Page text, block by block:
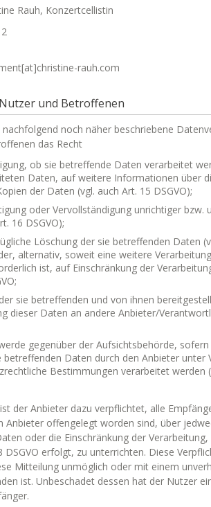
Rauh, Konzertcellistin
rauh.com
und Betroffenen
noch näher beschriebene
das Recht
ob sie betreffende Daten verarbeitet
Daten, auf weitere Informationen über
der Daten (vgl. auch Art. 15 DSGVO);
oder Vervollständigung unrichtiger bzw.
16 DSGVO);
Löschung der sie betreffenden Daten
alternativ, soweit eine weitere
ist, auf Einschränkung der
sie betreffenden und von ihnen
dieser Daten an andere Anbieter/
gegenüber der Aufsichtsbehörde,
betreffenden Daten durch den Anbieter unter
Bestimmungen verarbeitet werden
der Anbieter dazu verpflichtet, alle
Anbieter offengelegt worden sind, über
oder die Einschränkung der
DSGVO erfolgt, zu unterrichten. Diese
Mitteilung unmöglich oder mit einem
ist. Unbeschadet dessen hat der Nutzer